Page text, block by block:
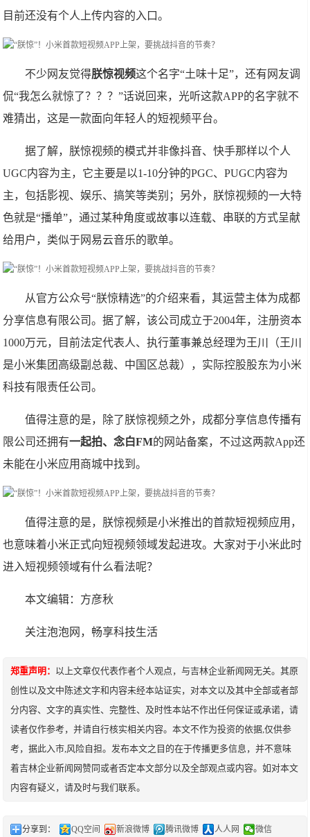
目前还没有个人上传内容的入口。
不少网友觉得朕惊视频这个名字“土味十足”，还有网友调
侃“我怎么就惊了？？？”话说回来，光听这款APP的名字就不
难猜出，这是一款面向年轻人的短视频平台。
据了解，朕惊视频的模式并非像抖音、快手那样以个人
UGC内容为主，它主要是以1-10分钟的PGC、PUGC内容为
主，包括影视、娱乐、搞笑等类别；另外，朕惊视频的一大特
色就是“播单”，通过某种角度或故事以连载、串联的方式呈献
给用户，类似于网易云音乐的歌单。
从官方公众号“朕惊精选”的介绍来看，其运营主体为成都
分享信息有限公司。据了解，该公司成立于2004年，注册资本
1000万元，目前法定代表人、执行董事兼总经理为王川（王川
是小米集团高级副总裁、中国区总裁），实际控股股东为小米
科技有限责任公司。
值得注意的是，除了朕惊视频之外，成都分享信息传播有
限公司还拥有一起拍、念白FM的网站备案，不过这两款App还
未能在小米应用商城中找到。
值得注意的是，朕惊视频是小米推出的首款短视频应用，
也意味着小米正式向短视频领域发起进攻。大家对于小米此时
进入短视频领域有什么看法呢？
本文编辑：方彦秋
关注泡泡网，畅享科技生活
郑重声明： 以上文章仅代表作者个人观点，与吉林企业新闻网无关。其原
创性以及文中陈述文字和内容未经本站证实，对本文以及其中全部或者部
分内容、文字的真实性、完整性、及时性本站不作出任何保证或承诺，请
读者仅作参考，并请自行核实相关内容。本文不作为投资的依据,仅供参
考，据此入市,风险自担。发布本文之目的在于传播更多信息，并不意味
着吉林企业新闻网赞同或者否定本文部分以及全部观点或内容。如对本文
内容有疑义，请及时与我们联系。
分享到： QQ空间 新浪微博 腾讯微博 人人网 微信